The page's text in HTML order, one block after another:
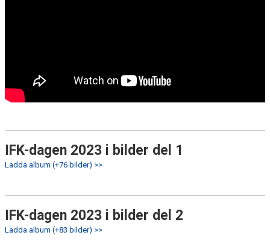
IFK-dagen 2023 i bilder del 1
Ladda album (+76 bilder) >>
IFK-dagen 2023 i bilder del 2
Ladda album (+83 bilder) >>